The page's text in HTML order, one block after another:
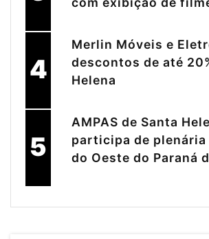
4
Merlin Móveis e
descontos de até
Helena
5
AMPAS de Santa
participa de plenária
do Oeste do Paraná